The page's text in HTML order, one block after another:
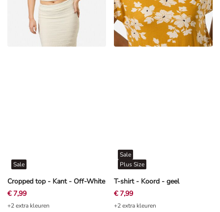
Cropped top - Kant - Off-White
Sale
€ 7,99
+2 extra kleuren
T-shirt - Koord - geel
Sale
Plus Size
€ 7,99
+2 extra kleuren